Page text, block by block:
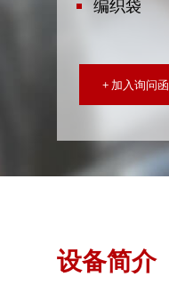
编织袋
+ 加入询问函
设备简介